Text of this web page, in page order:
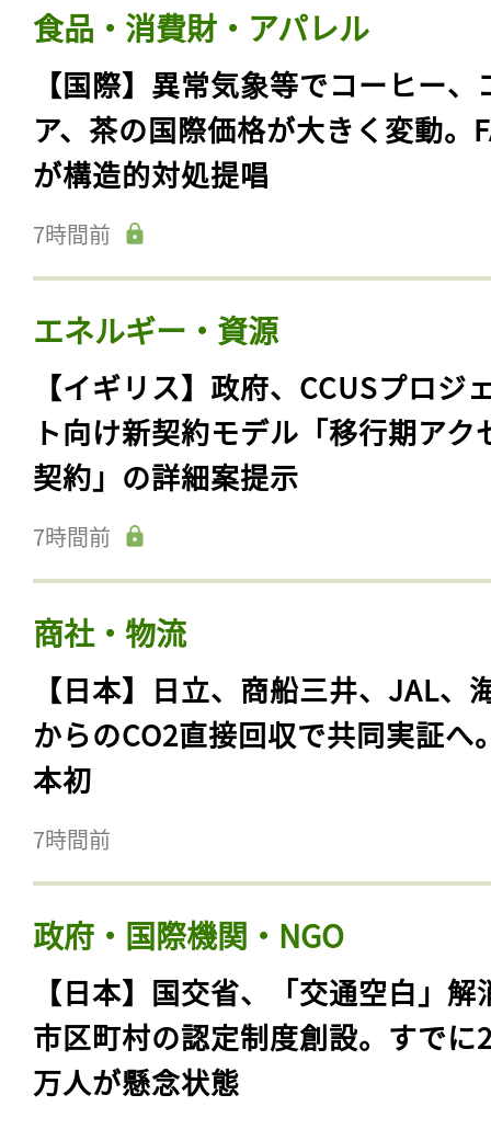
食品・消費財・アパレル
【国際】異常気象等でコーヒー、
ア、茶の国際価格が大きく変動。
が構造的対処提唱
7時間前
エネルギー・資源
【イギリス】政府、CCUSプロジ
ト向け新契約モデル「移行期アク
契約」の詳細案提示
7時間前
商社・物流
【日本】日立、商船三井、JAL、
からのCO2直接回収で共同実証へ
本初
7時間前
政府・国際機関・NGO
【日本】国交省、「交通空白」解
市区町村の認定制度創設。すでに
万人が懸念状態